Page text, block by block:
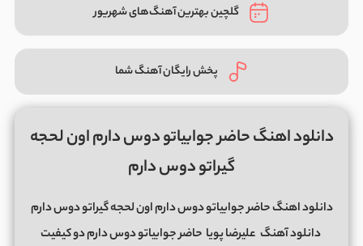
گلچین بهترین آهنگ‌های شهریور
پخش رایگان آهنگ شما
دانلود اهنگ حاضر جوابیاتو دوس دارم اون لحجه
گیراتو دوس دارم
دانلود اهنگ حاضر جوابیاتو دوس دارم اون لحجه گیراتو دوس دارم
دانلود آهنگ علیرضا پویا حاضر جوابیاتو دوس دارم دو کیفیت